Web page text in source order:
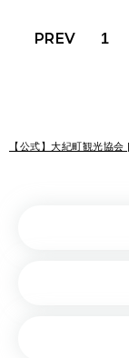
1
【公式】大紀町観光協